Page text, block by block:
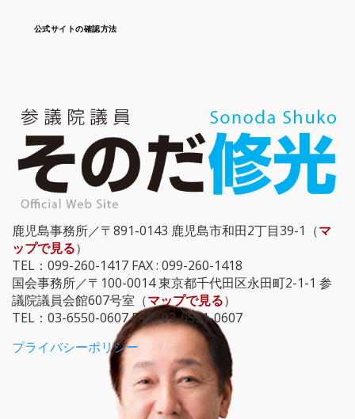
公式サイトの確認方法
鹿児島事務所／〒891-0143 鹿児島市和田2丁目39-1（マ
ップで見る）
TEL：099-260-1417 FAX : 099-260-1418
国会事務所／〒100-0014 東京都千代田区永田町2-1-1 参
議院議員会館607号室（マップで見る）
TEL：03-6550-0607 FAX : 03-6551-0607
プライバシーポリシー